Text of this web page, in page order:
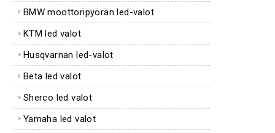
BMW moottoripyörän led-valot
KTM led valot
Husqvarnan led-valot
Beta led valot
Sherco led valot
Yamaha led valot